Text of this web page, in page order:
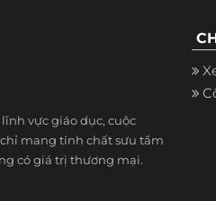
vực giáo dục, cuộc
mang tính chất sưu tầm
có giá trị thương mại.